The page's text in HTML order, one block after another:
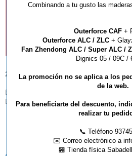
23.04.2019
Encuentra la nueva colección 2019 KISA (
BUTTERFLY en el siguiente enlace
MÁS
Combinando a tu gusto las
Outerforce CAF +
Outerforce ALC / ZLC+
Fan Zhendong ALC / Super ALC /
Dignics 05 / 09C /
La promoción no se aplica a los
de la web.
Para beneficiarte del descuento,
realizar tu
📞 Teléfono
✉️ Correo electrónico a
🏪 Tienda física